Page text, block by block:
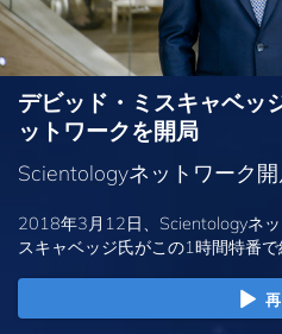
デビッド・ミスキャベッ
ットワークを開局
Scientologyネットワーク
2018年3月12日、Scientologyネッ
スキャベッジ氏がこの1時間特番で